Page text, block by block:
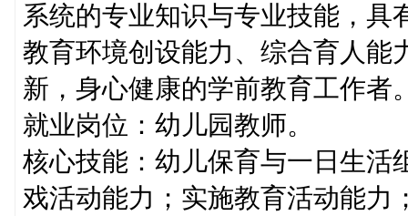
系统的专业知识与专业技能，具
教育环境创设能力、综合育人能
新，身心健康的学前教育工作者
就业岗位：幼儿园教师。
核心技能：幼儿保育与一日生活
戏活动能力；实施教育活动能力